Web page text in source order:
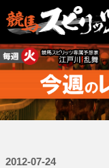
2012-07-24